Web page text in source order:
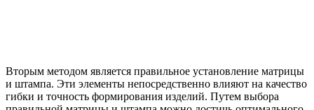
Вторым методом является правильное установление матрицы
и штампа. Эти элементы непосредственно влияют на качество
гибки и точность формирования изделий. Путем выбора